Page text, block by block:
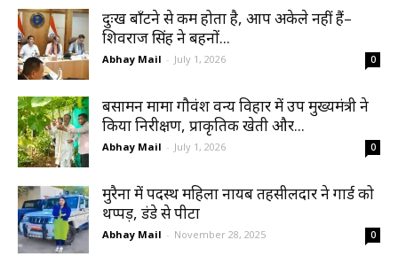
दुःख बाँटने से कम होता है, आप अकेले नहीं हैं–
शिवराज सिंह ने बहनों...
Abhay Mail - July 1, 2026 0
बसामन मामा गौवंश वन्य विहार में उप मुख्यमंत्री ने
किया निरीक्षण, प्राकृतिक खेती और...
Abhay Mail - July 1, 2026 0
मुरैना में पदस्थ महिला नायब तहसीलदार ने गार्ड को
थप्पड़, डंडे से पीटा
Abhay Mail - November 28, 2025 0